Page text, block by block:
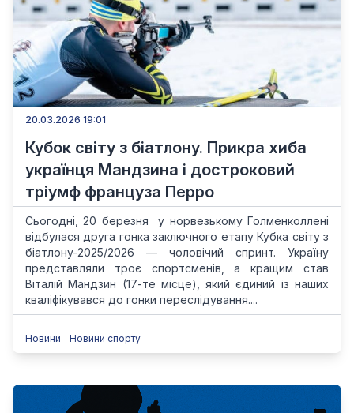
20.03.2026 19:01
Кубок світу з біатлону. Прикра хиба
українця Мандзина і достроковий
тріумф француза Перро
Сьогодні, 20 березня у норвезькому Голменколлені
відбулася друга гонка заключного етапу Кубка світу з
біатлону-2025/2026 — чоловічий спринт. Україну
представляли троє спортсменів, а кращим став
Віталій Мандзин (17-те місце), який єдиний із наших
кваліфікувався до гонки переслідування....
Новини Новини спорту